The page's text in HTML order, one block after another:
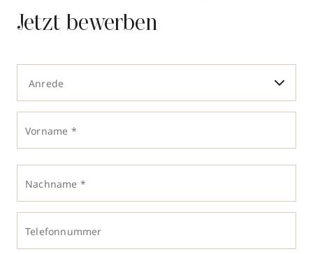
Jetzt bewerben
Anrede
Vorname *
Nachname *
Telefonnummer